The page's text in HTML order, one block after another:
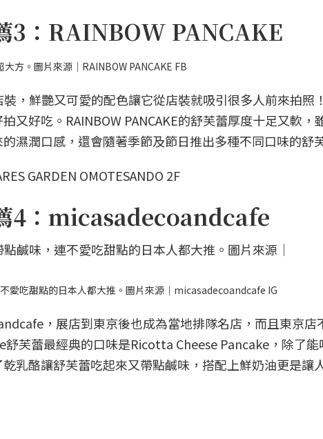
3：RAINBOW PANCAKE
方。圖片來源｜RAINBOW PANCAKE FB
裝，鮮艷又可愛的配色讓它從店裝就吸引很多人前來拍照
又好吃。RAINBOW PANCAKE的舒芙蕾厚度十足又軟，
濕潤口感，還會隨著季節及節日推出多種不同口味的舒
GARDEN OMOTESANDO 2F
4：micasadecoandcafe
愛吃甜點的日本人都大推。圖片來源｜micasadecoandcafe IG
，展店到東京後也成為當地排隊名店，而且東京店
芙蕾最經典的口味是Ricotta Cheese Pancake，除了能
乳酪讓舒芙蕾吃起來又帶點鹹味，搭配上鮮奶油更是讓